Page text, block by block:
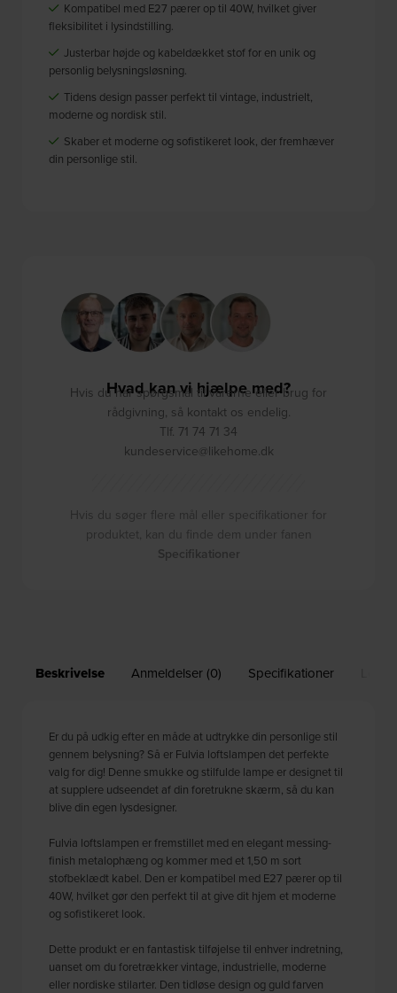
Beskrivelse Anmeldelser (0) Specifikationer
Er du på udkig efter en måde at udtrykke din personlige stil
gennem belysning? Så er Fulvia loftslampen det perfekte
valg for dig! Denne smukke og stilfulde lampe er designet til
at supplere udseendet af din foretrukne skærm, så du kan
blive din egen lysdesigner.
Fulvia loftslampen er fremstillet med en elegant messing-
finish metalophæng og kommer med et 1,50 m sort
stofbeklædt kabel. Den er kompatibel med E27 pærer op til
40W, hvilket gør den perfekt til at give dit hjem et moderne
og sofistikeret look.
Dette produkt er en fantastisk tilføjelse til enhver indretning,
uanset om du foretrækker vintage, industrielle, moderne
eller nordiske stilarter. Den tidløse design og guld farven
Kompatibel med E27 pærer op til 40W, hvilket giver
fleksibilitet i lysindstilling.
Justerbar højde og kabeldækket stof for en unik og
personlig belysningsløsning.
Tidens design passer perfekt til vintage, industrielt,
moderne og nordisk stil.
Skaber et moderne og sofistikeret look, der fremhæver
din personlige stil.
Hvad kan vi hjælpe med?
Hvis du har spørgsmål til varerne eller brug for
rådgivning, så kontakt os endelig.
Tlf. 71 74 71 34
kundeservice@likehome.dk
Hvis du søger flere mål eller specifikationer for
produktet, kan du finde dem under fanen
Specifikationer